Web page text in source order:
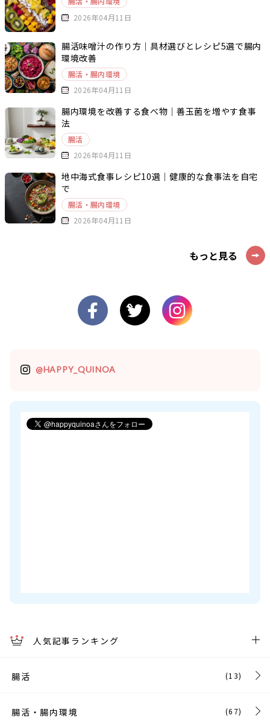
2026年04月11日
腸活味噌汁の作り方｜具材選びとレシピ5選で腸内
環境改善
腸活・腸内環境
2026年04月11日
腸内環境を改善する食べ物｜善玉菌を増やす食事
法
腸活
2026年04月11日
地中海式食事レシピ10選｜健康的な食事法を自宅
で
腸活・腸内環境
2026年04月11日
もっと見る
@HAPPY_QUINOA
人気記事ランキング
腸活 (13)
腸活・腸内環境 (67)